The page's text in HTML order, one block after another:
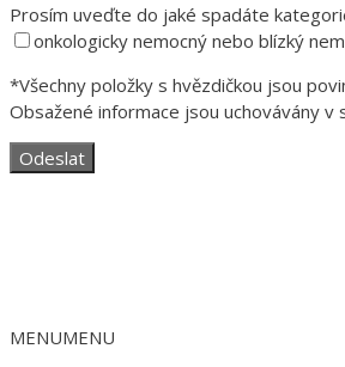
Prosím uveďte do jaké spadáte
onkologicky nemocný nebo blízký
*Všechny položky s hvězdičkou jsou
Obsažené informace jsou uchovávány v
MENUMENU